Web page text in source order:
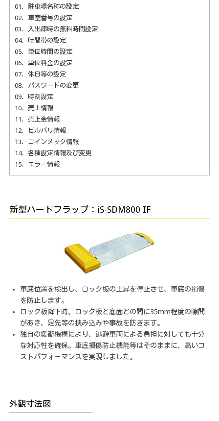
01．駐車場名称の設定
02．車室番号の設定
03．入出庫時の無料時間設定
04．時間帯の設定
05．単位時間の設定
06．単位料金の設定
07．休日等の設定
08．パスワードの変更
09．時刻設定
10．売上情報
11．売上金情報
12．ビルバリ情報
13．コインメック情報
14．各種設定情報及び変更
15．エラー情報
新型ハードフラップ：iS-SDM800 IF
車底位置を検出し、ロック板の上昇を停止させ、車底の損傷
を防止します。
ロック板降下時、ロック板と底面との間に35mm程度の隙間
があき、足先等の挟み込みや事故を防ぎます。
独自の緩衝機構により、逃避車両による負担に対しても十分
な対応性を確保。車底損傷防止機能等はそのままに、高いコ
ストパフォ－マンスを実現しました。
外観寸法図